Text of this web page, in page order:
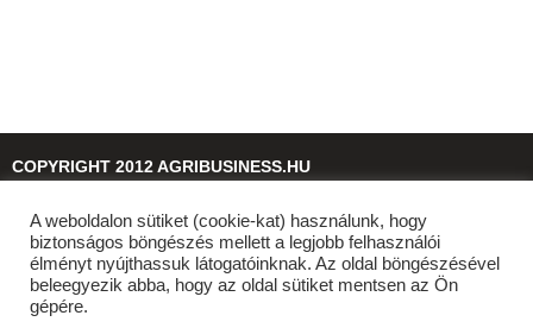
COPYRIGHT 2012 AGRIBUSINESS.HU
© 2026agribusiness.hu
A weboldalon sütiket (cookie-kat) használunk, hogy
biztonságos böngészés mellett a legjobb felhasználói
élményt nyújthassuk látogatóinknak. Az oldal böngészésével
beleegyezik abba, hogy az oldal sütiket mentsen az Ön
gépére.